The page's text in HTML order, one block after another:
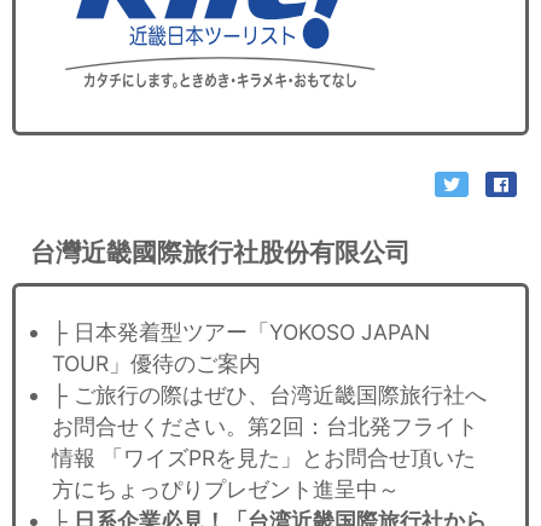
台灣近畿國際旅行社股份有限公司
├ 日本発着型ツアー「YOKOSO JAPAN
TOUR」優待のご案内
├ ご旅行の際はぜひ、台湾近畿国際旅行社へ
お問合せください。第2回：台北発フライト
情報 「ワイズPRを見た」とお問合せ頂いた
方にちょっぴりプレゼント進呈中～
├ 日系企業必見！「台湾近畿国際旅行社から